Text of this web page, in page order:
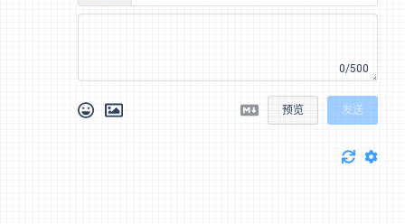
0/500
预览 发送